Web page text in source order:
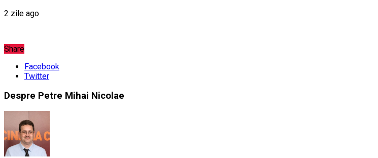
2 zile ago
Share
Facebook
Twitter
Despre Petre Mihai Nicolae